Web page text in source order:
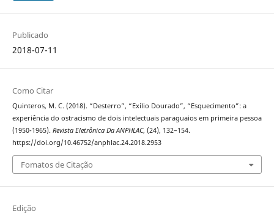
Publicado
2018-07-11
Como Citar
Quinteros, M. C. (2018). “Desterro”, “Exílio Dourado”, “Esquecimento”: a
experiência do ostracismo de dois intelectuais paraguaios em primeira pessoa
(1950-1965). Revista Eletrônica Da ANPHLAC, (24), 132–154.
https://doi.org/10.46752/anphlac.24.2018.2953
Fomatos de Citação
Edição